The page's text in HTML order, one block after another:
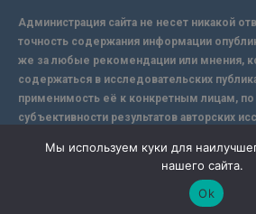
Администрация сайта не несет никакой
точность содержания информации
же за любые рекомендации или мнения,
содержаться в исследовательских
применимость её к конкретным лицам, по
субъективности результатов авторских
надежной защиты информации, Сайт не
Мы используем куки для
нашего сайта.
Ok